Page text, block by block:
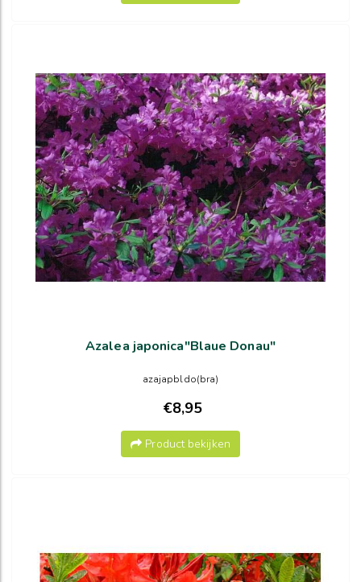
Azalea japonica"Blaue Donau"
azajapbldo(bra)
€8,95
Product bekijken